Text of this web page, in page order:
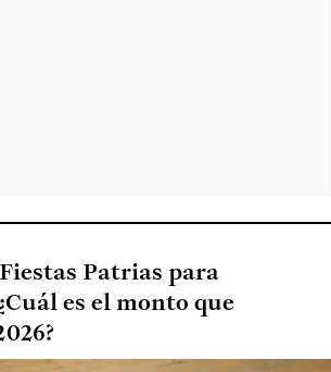
Patrias para
es el monto que